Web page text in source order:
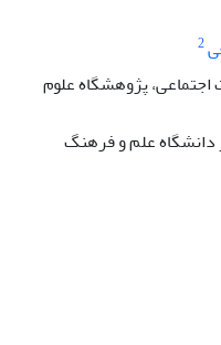
2
پژوهشگاه علوم
دانشگاه علم و فرهنگ